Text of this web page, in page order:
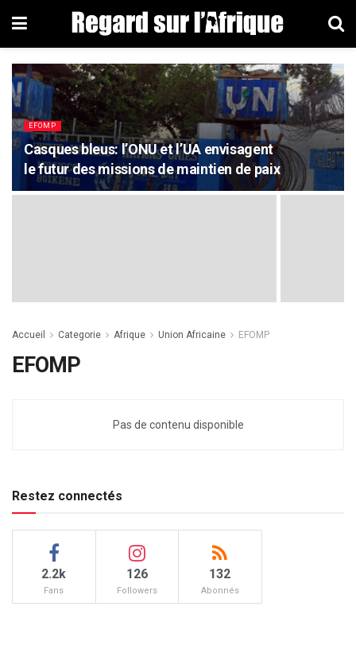
EFOMP
Casques bleus: l’ONU et l’UA envisagent
le futur des missions de maintien de paix
Accueil Categorie Afrique Union Africaine EFOMP
EFOMP
Pas de contenu disponible
Restez connectés
2.2k
Fans
126
Followers
132
Abonnés